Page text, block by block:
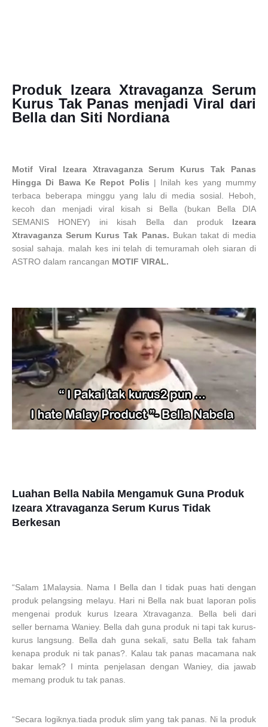
Produk Izeara Xtravaganza Serum
Kurus Tak Panas menjadi Viral dari
Bella dan Siti Nordiana
Motif Viral Izeara Xtravaganza Serum Kurus Tak Panas
Hingga Di Bawa Ke Repot Polis | Inilah kes yang mummy
terbaca beberapa minggu yang lalu di media sosial. Heboh,
kecoh dan menjadi viral kisah si Bella (bukan Bella DIA
SEMANIS HONEY) ini kisah Bella dan produk Izeara
Xtravaganza Serum Kurus Tak Panas. Bukan takat di media
sosial sahaja. malah kes ini telah di temuramah oleh siaran di
ASTRO dalam rancangan MOTIF VIRAL.
Luahan Bella Nabila Mengamuk Guna Produk
Izeara Xtravaganza Serum Kurus Tidak
Berkesan
“Salam 1Malaysia. Nama I Bella dan I tidak puas hati dengan
produk pelangsing melayu. Hari ni Bella nak buat laporan polis
mengenai produk kurus Izeara Xtravaganza. Bella beli dari
seller bernama Waniey. Bella dah guna produk ni tapi tak kurus-
kurus langsung. Bella dah guna sekali, satu Bella tak faham
kenapa produk ni tak panas?. Kalau tak panas macamana nak
bakar lemak? I minta penjelasan dengan Waniey, dia jawab
memang produk tu tak panas.
“Secara logiknya.tiada produk slim yang tak panas. Ni la produk